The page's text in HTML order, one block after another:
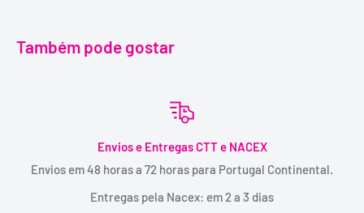
Também pode gostar
Envios e Entregas CTT e NACEX
Envios em 48 horas a 72 horas para Portugal Continental.
Entregas pela Nacex: em 2 a 3 dias